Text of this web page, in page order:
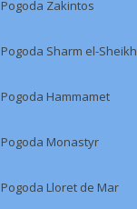
Pogoda Zakintos
Pogoda Sharm el-Sheikh
Pogoda Hammamet
Pogoda Monastyr
Pogoda Lloret de Mar